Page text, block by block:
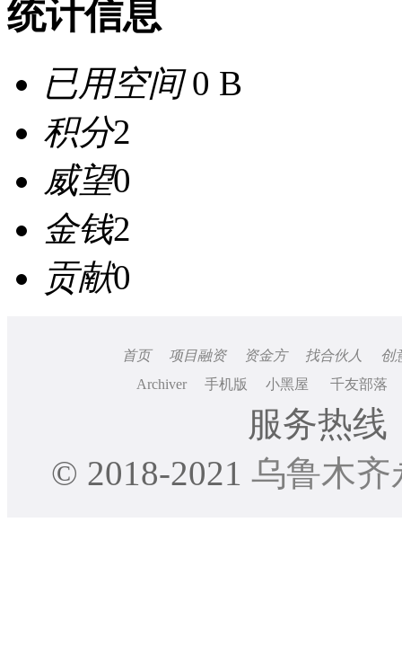
统计信息
已用空间0 B
积分2
威望0
金钱2
贡献0
首页 项目融资 资金方 找合伙人
创
Archiver
手机版 小黑屋 千友部落
服务热线
© 2018-2021 乌鲁木齐